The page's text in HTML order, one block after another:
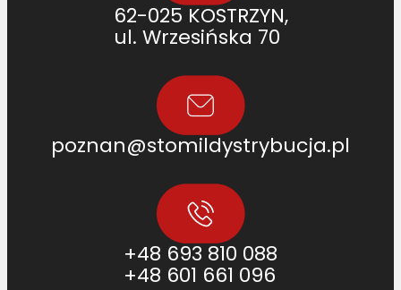
62-025 KOSTRZYN,
ul. Wrzesińska 70
poznan@stomildystrybucja.pl
+48 693 810 088
+48 601 661 096